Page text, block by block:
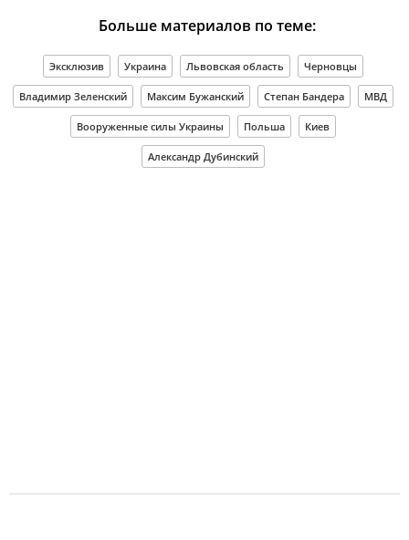
Больше материалов по теме:
Эксклюзив Украина Львовская область Черновцы
Владимир Зеленский Максим Бужанский Степан Бандера МВД
Вооруженные силы Украины Польша Киев
Александр Дубинский